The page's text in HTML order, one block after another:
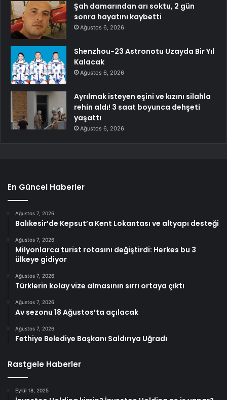
Şah damarından arı soktu, 2 gün
sonra hayatını kaybetti
Ağustos 6, 2026
Shenzhou-23 Astronotu Uzayda Bir Yıl
Kalacak
Ağustos 6, 2026
Ayrılmak isteyen eşini ve kızını silahla
rehin aldı! 3 saat boyunca dehşeti
yaşattı
Ağustos 6, 2026
En Güncel Haberler
Ağustos 7, 2026
Balıkesir’de Kepsut’a Kent Lokantası ve altyapı desteği
Ağustos 7, 2026
Milyonlarca turist rotasını değiştirdi: Herkes bu 3
ülkeye gidiyor
Ağustos 7, 2026
Türklerin kolay vize almasının sırrı ortaya çıktı
Ağustos 7, 2026
Av sezonu 18 Ağustos’ta açılacak
Ağustos 7, 2026
Fethiye Belediye Başkanı Saldırıya Uğradı
Rastgele Haberler
Eylül 18, 2025